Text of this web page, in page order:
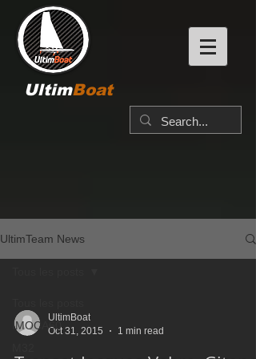
UltimBoat
UltimTeam News
IMOCA60
UltimBoat
Oct 31, 2015
1 min read